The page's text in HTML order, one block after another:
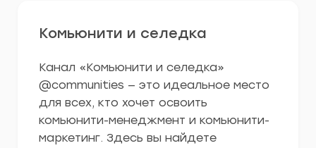
Комьюнити и селедка
Канал «Комьюнити и селедка»
@communities — это идеальное место
для всех, кто хочет освоить
комьюнити-менеджмент и комьюнити-
маркетинг. Здесь вы найдете